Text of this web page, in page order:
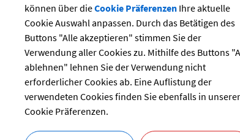
Freiwillige Feuerwehr Winterhausen
können über dieCookie PräferenzenIhre aktuelle
Cookie Auswahl anpassen. Durch das Betätigen des
Buttons "Alle akzeptieren" stimmen Sie der
Verwendung aller Cookies zu. Mithilfe des Buttons
ablehnen" lehnen Sie der Verwendung nicht
erforderlicher Cookies ab. Eine Auflistung der
verwendeten Cookies finden Sie ebenfalls in
Cookie Präferenzen.